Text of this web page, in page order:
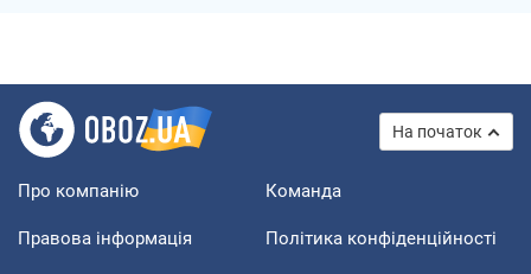
На початок
Про компанію Команда
Правова інформація Політика конфіденційності